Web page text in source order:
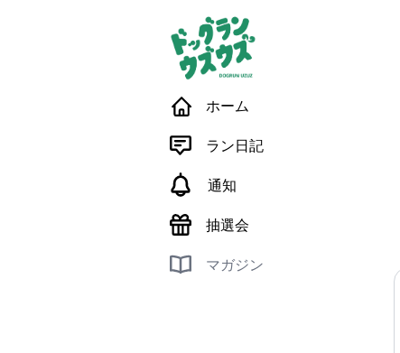
ホーム
ラン日記
通知
抽選会
マガジン